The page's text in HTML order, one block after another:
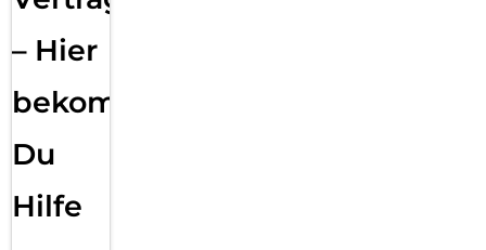
– Hier
bekommst
Du
Hilfe